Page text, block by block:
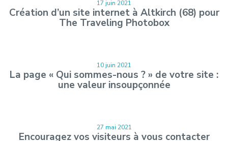
17 juin 2021
Création d’un site internet à Altkirch (68) pour
The Traveling Photobox
10 juin 2021
La page « Qui sommes-nous ? » de votre site :
une valeur insoupçonnée
27 mai 2021
Encouragez vos visiteurs à vous contacter